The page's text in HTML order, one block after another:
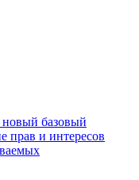
новый базовый
прав и интересов